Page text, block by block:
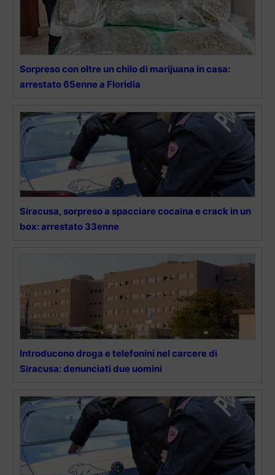
Sorpreso con oltre un chilo di marijuana in casa:
arrestato 65enne a Floridia
Siracusa, sorpreso a spacciare cocaina e crack in un
box: arrestato 33enne
Introducono droga e telefonini nel carcere di
Siracusa: denunciati due uomini